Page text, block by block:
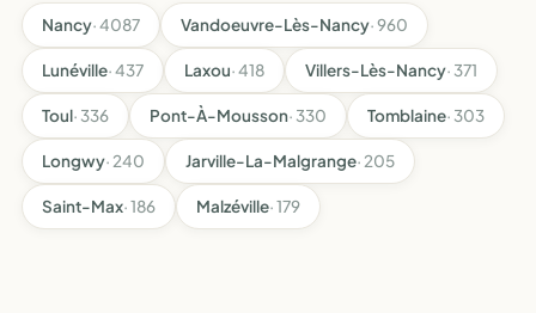
Nancy· 4087 Vandoeuvre-Lès-Nancy· 960
Lunéville· 437 Laxou· 418 Villers-Lès-Nancy· 371
Toul· 336 Pont-À-Mousson· 330 Tomblaine· 303
Longwy· 240 Jarville-La-Malgrange· 205
Saint-Max· 186 Malzéville· 179